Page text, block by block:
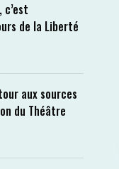
de la Liberté
aux sources
du Théâtre